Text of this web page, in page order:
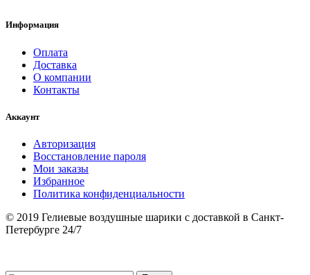
Информация
Оплата
Доставка
О компании
Контакты
Аккаунт
Авторизация
Восстановление пароля
Мои заказы
Избранное
Политика конфиденциальности
© 2019 Гелиевые воздушные шарики с доставкой в Санкт-
Петербурге 24/7